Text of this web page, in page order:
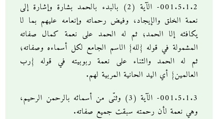
001.5.1.2- الآية (2) بالبدء بالحمد بشارة وإشارة إلى
نعمة الخلق والإيجاد، وفيض رحماته وإنعامه عليهم بما لا
يكافئه إلا الحمد؛ ثم له الحمد على نعمة كمال صفاته
المشمولة في قوله {لله} الاسم الجامع لكل أسماءه وصفاته؛
ثم له الحمد والثناء على نعمة ربوبيته في قوله {رب
العالمين} أي اليد الحانية المربية لهم.
001.5.1.3- الآية (3) وثنّى من أسمائه بالرحمن الرحيم،
وهي نعمة لأن رحمته سبقت جميع صفاته.